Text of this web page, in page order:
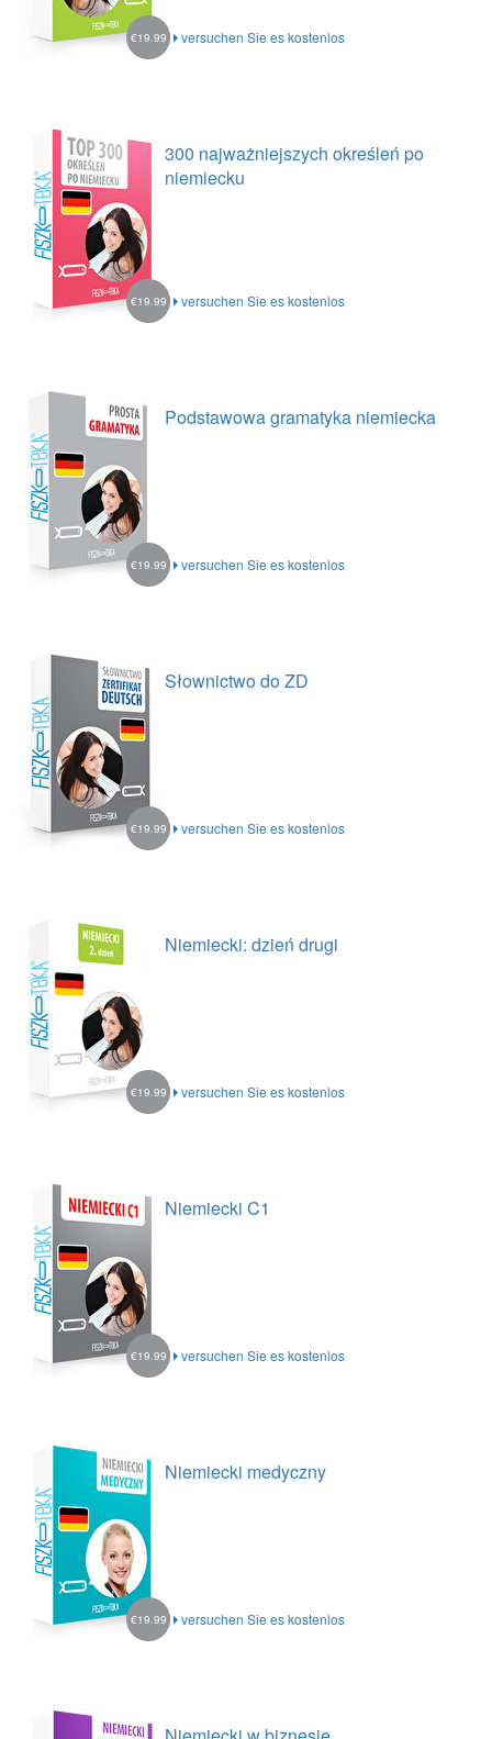
versuchen Sie es kostenlos
€19.99
300 najważniejszych określeń po
niemiecku
versuchen Sie es kostenlos
€19.99
Podstawowa gramatyka niemiecka
versuchen Sie es kostenlos
€19.99
Słownictwo do ZD
versuchen Sie es kostenlos
€19.99
Niemiecki: dzień drugi
versuchen Sie es kostenlos
€19.99
Niemiecki C1
versuchen Sie es kostenlos
€19.99
Niemiecki medyczny
versuchen Sie es kostenlos
€19.99